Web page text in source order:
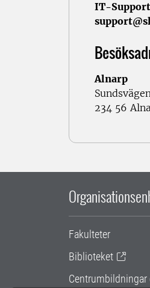
IT-
Alnarp
234 56
Fakulteter
Biblioteket
Centrumbildningar